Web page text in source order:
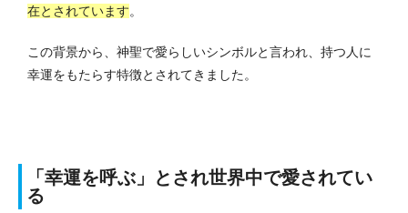
在とされています。
この背景から、神聖で愛らしいシンボルと言われ、持つ人に
幸運をもたらす特徴とされてきました。
「幸運を呼ぶ」とされ世界中で愛されてい
る